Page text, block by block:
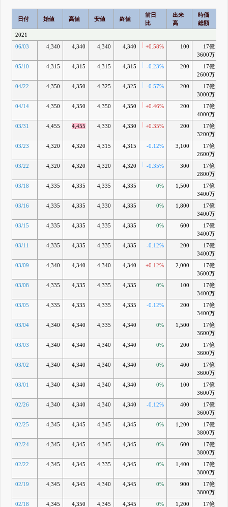
日付 始値 高値 安値 終値
前日
比
出来
高
時価
総額
2021
06/03
4,340 4,340 4,340 4,340 +0.58% 100
17億
3600万
05/10 4,315 4,315 4,315 4,315 -0.23% 200
17億
2600万
04/22 4,350 4,350 4,325 4,325 -0.57% 200
17億
3000万
04/14 4,350 4,350 4,350 4,350 +0.46% 200
17億
4000万
03/31 4,455 4,455 4,330 4,330 +0.35% 200
17億
3200万
03/23 4,320 4,320 4,315 4,315 -0.12% 3,100
17億
2600万
03/22 4,320 4,320 4,320 4,320 -0.35% 300
17億
2800万
03/18 4,335 4,335 4,335 4,335 0% 1,500
17億
3400万
03/16 4,335 4,335 4,330 4,335 0% 1,800
17億
3400万
03/15 4,335 4,335 4,335 4,335 0% 600
17億
3400万
03/11 4,335 4,335 4,335 4,335 -0.12% 200
17億
3400万
03/09 4,340 4,340 4,340 4,340 +0.12% 2,000
17億
3600万
03/08 4,335 4,335 4,335 4,335 0% 100
17億
3400万
03/05 4,335 4,335 4,335 4,335 -0.12% 200
17億
3400万
03/04 4,340 4,340 4,335 4,340 0% 1,500
17億
3600万
03/03 4,340 4,340 4,340 4,340 0% 200
17億
3600万
03/02 4,340 4,340 4,340 4,340 0% 400
17億
3600万
03/01 4,340 4,340 4,340 4,340 0% 100
17億
3600万
02/26 4,340 4,340 4,340 4,340 -0.12% 400
17億
3600万
02/25 4,345 4,345 4,345 4,345 0% 1,200
17億
3800万
02/24 4,345 4,345 4,345 4,345 0% 600
17億
3800万
02/22 4,345 4,345 4,335 4,345 0% 1,400
17億
3800万
02/19 4,345 4,345 4,340 4,345 0% 900
17億
3800万
02/18 4,345 4,350 4,345 4,345 0% 1,200
17億